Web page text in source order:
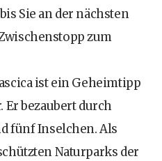
Sie an der nächsten
zum
ist ein Geheimtipp
Er bezaubert durch
fünf Inselchen. Als
Naturparks der